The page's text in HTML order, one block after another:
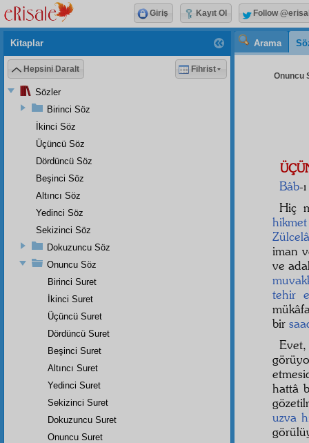
Arama
Onuncu
Bâb-ı
Hiç
hikmet
iman
ve
tehir
bir
hattâ
uzva
Kitaplar
Hepsini Daralt Fihrist
Sözler
Birinci Söz
İkinci Söz
Üçüncü Söz
Dördüncü Söz
Beşinci Söz
Altıncı Söz
Yedinci Söz
Sekizinci Söz
Dokuzuncu Söz
Onuncu Söz
Birinci Suret
İkinci Suret
Üçüncü Suret
Dördüncü Suret
Beşinci Suret
Altıncı Suret
Yedinci Suret
Sekizinci Suret
Dokuzuncu Suret
Onuncu Suret
Giriş Kayıt Ol Follow